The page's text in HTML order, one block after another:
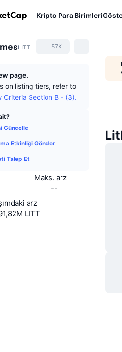
Kripto Para Birimleri
LITT 57K
page.
on listing tiers, refer to
Criteria Section B - (3).
Güncelle
Etkinliği Gönder
Talep Et
Maks. arz
--
arz
LITT